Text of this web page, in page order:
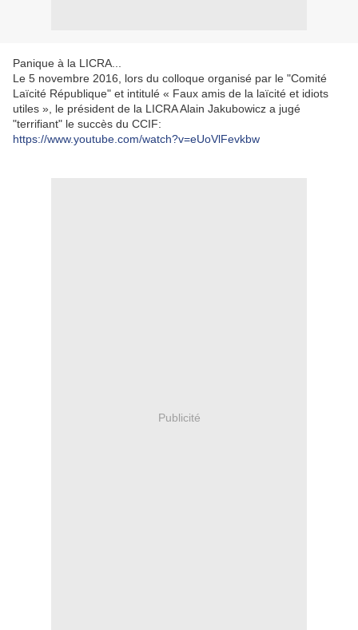
Panique à la LICRA...
Le 5 novembre 2016, lors du colloque organisé par le "Comité
Laïcité République" et intitulé « Faux amis de la laïcité et idiots
utiles », le président de la LICRA Alain Jakubowicz a jugé
"terrifiant" le succès du CCIF:
https://www.youtube.com/watch?v=eUoVlFevkbw
Publicité